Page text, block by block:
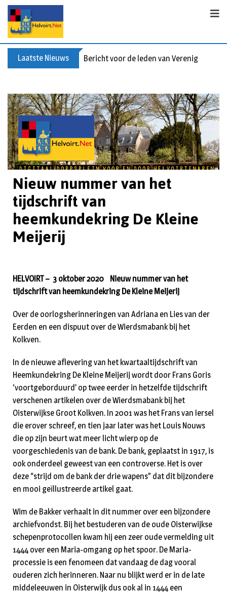
Laatste Nieuws Bericht voor de leden van Vereniging 55+
Nieuw nummer van het
tijdschrift van
heemkundekring De Kleine
Meijerij
HELVOIRT – 3 oktober 2020 Nieuw nummer van het
tijdschrift van heemkundekring De Kleine Meijerij
Over de oorlogsherinneringen van Adriana en Lies van der
Eerden en een dispuut over de Wierdsmabank bij het
Kolkven.
In de nieuwe aflevering van het kwartaaltijdschrift van
Heemkundekring De Kleine Meijerij wordt door Frans Goris
‘voortgeborduurd’ op twee eerder in hetzelfde tijdschrift
verschenen artikelen over de Wierdsmabank bij het
Oisterwijkse Groot Kolkven. In 2001 was het Frans van Iersel
die erover schreef, en tien jaar later was het Louis Nouws
die op zijn beurt wat meer licht wierp op de
voorgeschiedenis van de bank. De bank, geplaatst in 1917, is
ook onderdeel geweest van een controverse. Het is over
deze “strijd om de bank der drie wapens” dat dit bijzondere
en mooi geïllustreerde artikel gaat.
Wim de Bakker verhaalt in dit nummer over een bijzondere
archiefvondst. Bij het bestuderen van de oude Oisterwijkse
schepenprotocollen kwam hij een zeer oude vermelding uit
1444 over een Maria-omgang op het spoor. De Maria-
processie is een fenomeen dat vandaag de dag vooral
ouderen zich herinneren. Naar nu blijkt werd er in de late
middeleeuwen in Oisterwijk dus ook al in 1444 een